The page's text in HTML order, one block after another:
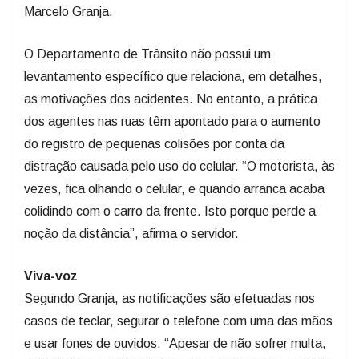
Marcelo Granja.
O Departamento de Trânsito não possui um
levantamento específico que relaciona, em detalhes,
as motivações dos acidentes. No entanto, a prática
dos agentes nas ruas têm apontado para o aumento
do registro de pequenas colisões por conta da
distração causada pelo uso do celular. “O motorista, às
vezes, fica olhando o celular, e quando arranca acaba
colidindo com o carro da frente. Isto porque perde a
noção da distância”, afirma o servidor.
Viva-voz
Segundo Granja, as notificações são efetuadas nos
casos de teclar, segurar o telefone com uma das mãos
e usar fones de ouvidos. “Apesar de não sofrer multa,